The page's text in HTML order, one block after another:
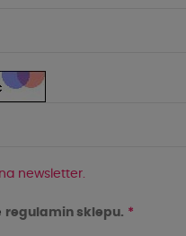
newsletter.
regulamin sklepu. *